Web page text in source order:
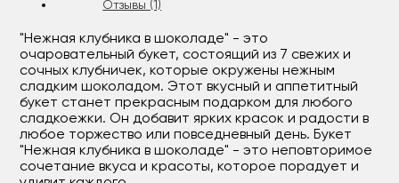
Отзывы (1)
"Нежная клубника в шоколаде" - это
очаровательный букет, состоящий из 7 свежих и
сочных клубничек, которые окружены нежным
сладким шоколадом. Этот вкусный и аппетитный
букет станет прекрасным подарком для любого
сладкоежки. Он добавит ярких красок и радости в
любое торжество или повседневный день. Букет
"Нежная клубника в шоколаде" - это неповторимое
сочетание вкуса и красоты, которое порадует и